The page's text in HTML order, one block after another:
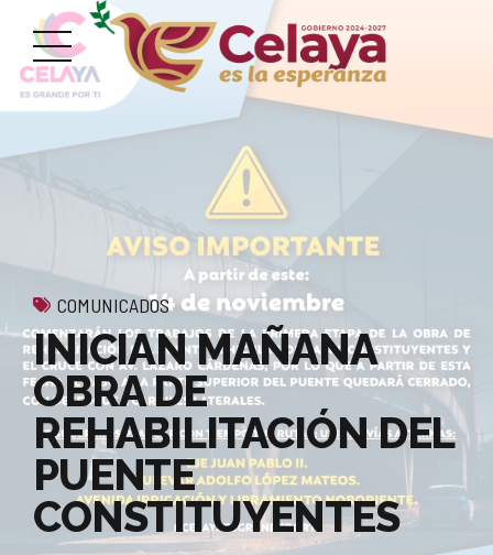
COMUNICADOS
INICIAN MAÑANA
OBRA DE
REHABILITACIÓN DEL
PUENTE
CONSTITUYENTES